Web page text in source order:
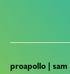
proapollo | sam